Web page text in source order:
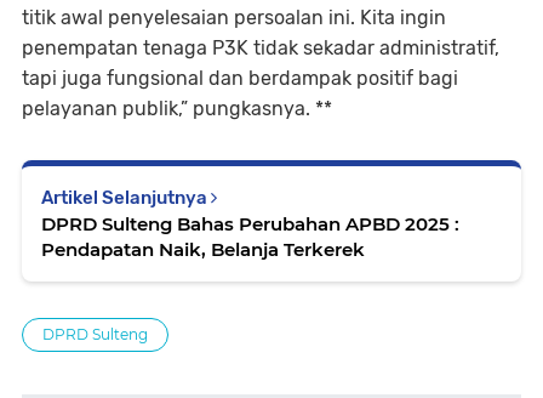
titik awal penyelesaian persoalan ini. Kita ingin
penempatan tenaga P3K tidak sekadar administratif,
tapi juga fungsional dan berdampak positif bagi
pelayanan publik,” pungkasnya. **
Artikel Selanjutnya
DPRD Sulteng Bahas Perubahan APBD 2025 :
Pendapatan Naik, Belanja Terkerek
DPRD Sulteng